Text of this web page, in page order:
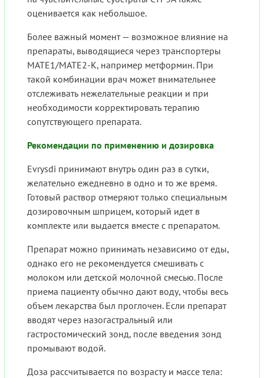
оценивается как небольшое.
Более важный момент — возможное влияние на
препараты, выводящиеся через транспортеры
MATE1/MATE2-K, например метформин. При
такой комбинации врач может внимательнее
отслеживать нежелательные реакции и при
необходимости корректировать терапию
сопутствующего препарата.
Рекомендации по применению и дозировка
Evrysdi принимают внутрь один раз в сутки,
желательно ежедневно в одно и то же время.
Готовый раствор отмеряют только специальным
дозировочным шприцем, который идет в
комплекте или выдается вместе с препаратом.
Препарат можно принимать независимо от еды,
однако его не рекомендуется смешивать с
молоком или детской молочной смесью. После
приема пациенту обычно дают воду, чтобы весь
объем лекарства был проглочен. Если препарат
вводят через назогастральный или
гастростомический зонд, после введения зонд
промывают водой.
Доза рассчитывается по возрасту и массе тела: